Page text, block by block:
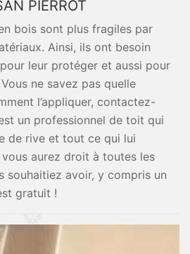
PIERROT
bois sont plus fragiles par
Ainsi, ils ont besoin
leur protéger et aussi pour
ne savez pas quelle
l’appliquer, contactez-
un professionnel de toit qui
de rive et tout ce qui lui
aurez droit à toutes les
souhaitiez avoir, y compris un
gratuit !